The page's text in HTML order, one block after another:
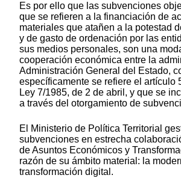
Es por ello que las subvenciones
que se refieren a la financiación de
materiales que atañen a la potestad
y de gasto de ordenación por las
sus medios personales, son una
cooperación económica entre la
Administración General del Estado,
específicamente se refiere el artículo
Ley 7/1985, de 2 de abril, y que se
a través del otorgamiento de
El Ministerio de Política Territorial
subvenciones en estrecha
de Asuntos Económicos y
razón de su ámbito material: la
transformación digital.